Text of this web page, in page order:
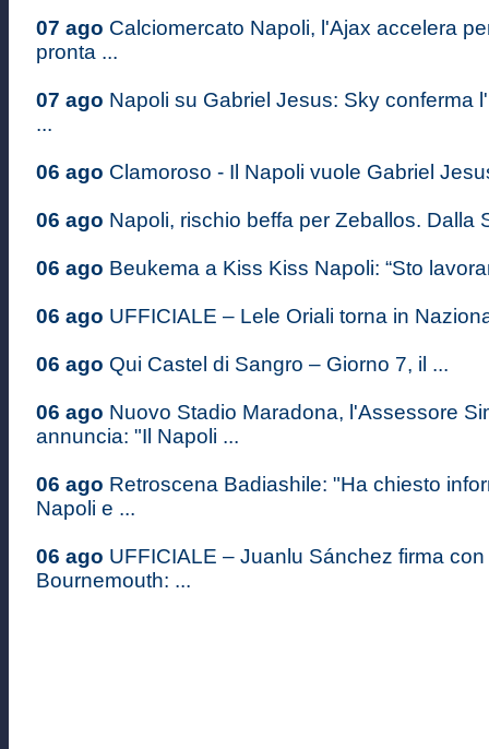
07 ago Calciomercato Napoli, l'Ajax accelera
pronta ...
07 ago Napoli su Gabriel Jesus: Sky conferma
...
06 ago Clamoroso - Il Napoli vuole Gabriel
06 ago Napoli, rischio beffa per Zeballos. Dalla
06 ago Beukema a Kiss Kiss Napoli: “Sto
06 ago UFFICIALE – Lele Oriali torna in
06 ago Qui Castel di Sangro – Giorno 7, il ...
06 ago Nuovo Stadio Maradona, l'Assessore
annuncia: "Il Napoli ...
06 ago Retroscena Badiashile: "Ha chiesto
Napoli e ...
06 ago UFFICIALE – Juanlu Sánchez firma con
Bournemouth: ...